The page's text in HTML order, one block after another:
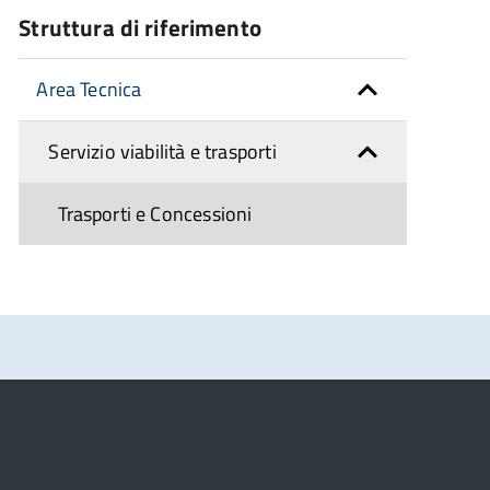
Struttura di riferimento
Area Tecnica
Servizio viabilità e trasporti
Trasporti e Concessioni